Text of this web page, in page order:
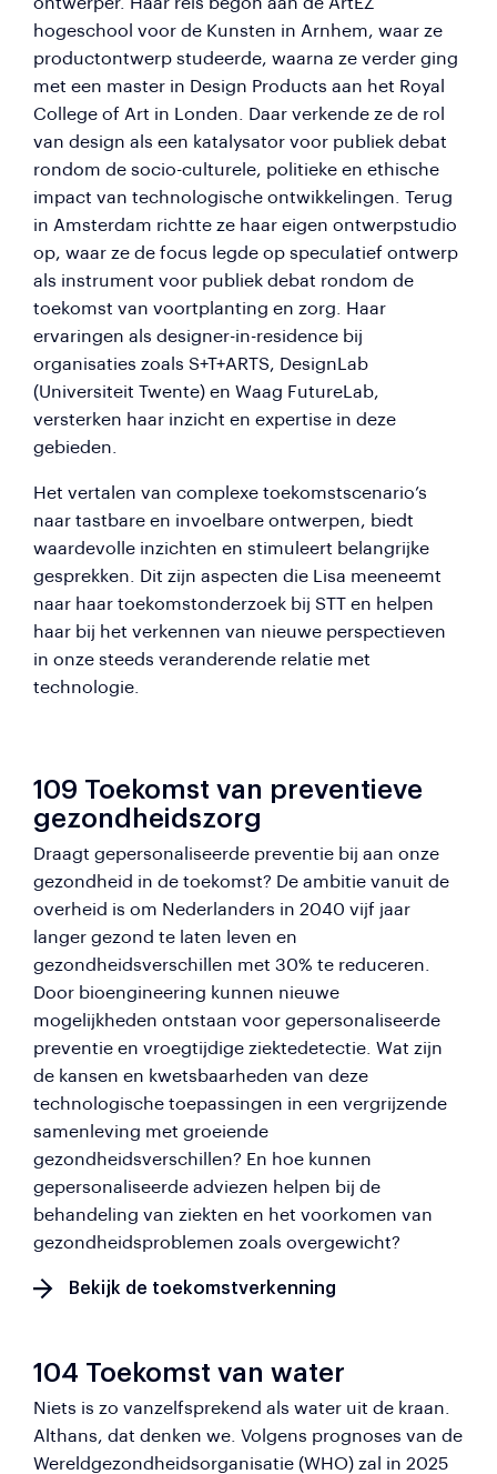
hogeschool voor de Kunsten in Arnhem, waar ze
productontwerp studeerde, waarna ze verder ging
met een master in Design Products aan het Royal
College of Art in Londen. Daar verkende ze de rol
van design als een katalysator voor publiek debat
rondom de socio-culturele, politieke en ethische
impact van technologische ontwikkelingen. Terug
in Amsterdam richtte ze haar eigen ontwerpstudio
op, waar ze de focus legde op speculatief ontwerp
als instrument voor publiek debat rondom de
toekomst van voortplanting en zorg. Haar
ervaringen als designer-in-residence bij
organisaties zoals S+T+ARTS, DesignLab
(Universiteit Twente) en Waag FutureLab,
versterken haar inzicht en expertise in deze
gebieden.
Het vertalen van complexe toekomstscenario’s
naar tastbare en invoelbare ontwerpen, biedt
waardevolle inzichten en stimuleert belangrijke
gesprekken. Dit zijn aspecten die Lisa meeneemt
naar haar toekomstonderzoek bij STT en helpen
haar bij het verkennen van nieuwe perspectieven
in onze steeds veranderende relatie met
technologie.
109 Toekomst van preventieve
gezondheidszorg
Draagt gepersonaliseerde preventie bij aan onze
gezondheid in de toekomst? De ambitie vanuit de
overheid is om Nederlanders in 2040 vijf jaar
langer gezond te laten leven en
gezondheidsverschillen met 30% te reduceren.
Door bioengineering kunnen nieuwe
mogelijkheden ontstaan voor gepersonaliseerde
preventie en vroegtijdige ziektedetectie. Wat zijn
de kansen en kwetsbaarheden van deze
technologische toepassingen in een vergrijzende
samenleving met groeiende
gezondheidsverschillen? En hoe kunnen
gepersonaliseerde adviezen helpen bij de
behandeling van ziekten en het voorkomen van
gezondheidsproblemen zoals overgewicht?
Bekijk de toekomstverkenning
104 Toekomst van water
Niets is zo vanzelfsprekend als water uit de kraan.
Althans, dat denken we. Volgens prognoses van de
Wereldgezondheidsorganisatie (WHO) zal in 2025